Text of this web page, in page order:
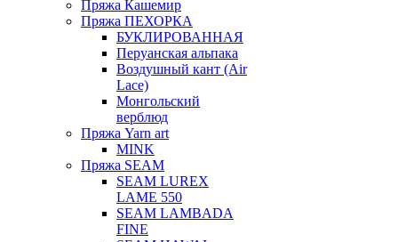
Пряжа Кашемир
Пряжа ПЕХОРКА
БУКЛИРОВАННАЯ
Перуанская альпака
Воздушный кант (Air
Lace)
Монгольский
верблюд
Пряжа Yarn art
MINK
Пряжа SEAM
SEAM LUREX
LAME 550
SEAM LAMBADA
FINE